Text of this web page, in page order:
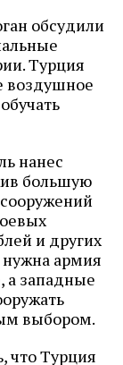
обсудили
Турция
воздушное
нанес
большую
и других
армия
а западные
выбором.
что Турция